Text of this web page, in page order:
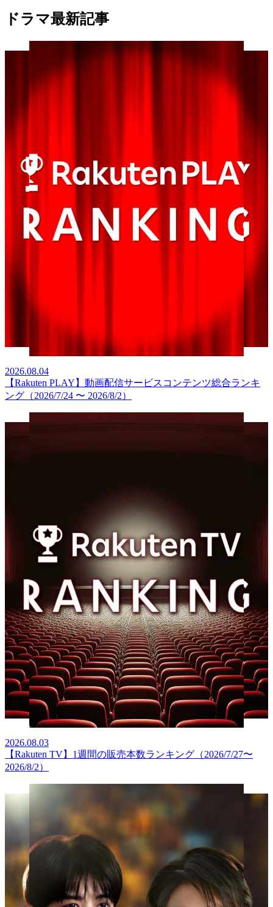
ドラマ最新記事
2026.08.04
【Rakuten PLAY】動画配信サービスコンテンツ総合ランキ
ング（2026/7/24 〜 2026/8/2）
2026.08.03
【Rakuten TV】1週間の販売本数ランキング（2026/7/27〜
2026/8/2）